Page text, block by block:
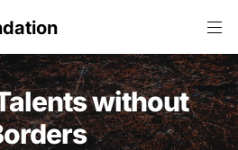
without